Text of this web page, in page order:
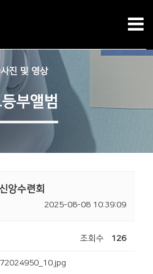
진 및 영상
부앨범
앙수련회
2025-08-08 10:39:09
조회수 126